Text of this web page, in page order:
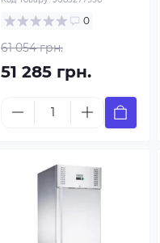
0
61 054 грн.
51 285 грн.